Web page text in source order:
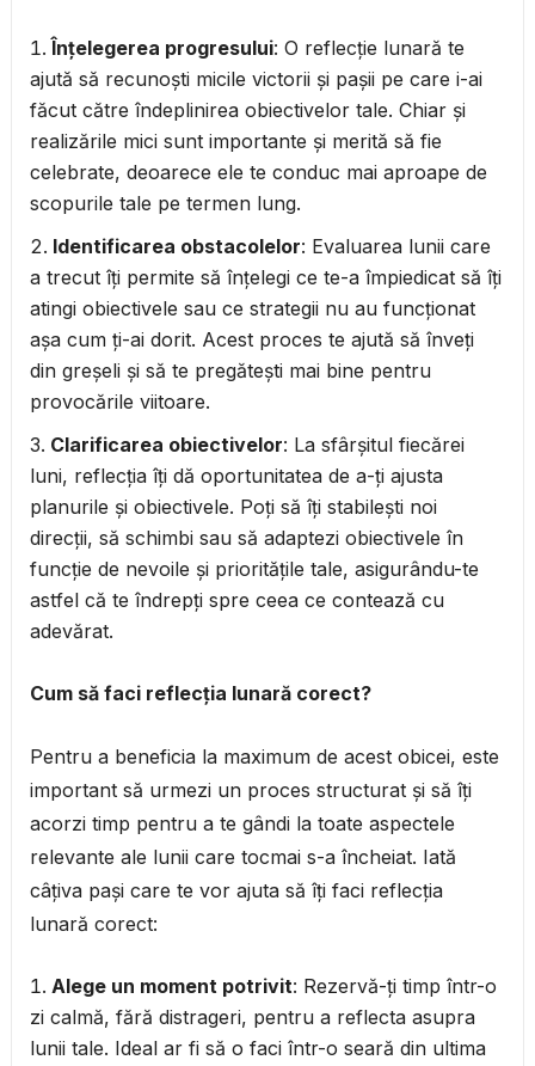
Înțelegerea progresului: O reflecție lunară te
ajută să recunoști micile victorii și pașii pe care i-ai
făcut către îndeplinirea obiectivelor tale. Chiar și
realizările mici sunt importante și merită să fie
celebrate, deoarece ele te conduc mai aproape de
scopurile tale pe termen lung.
Identificarea obstacolelor: Evaluarea lunii care
a trecut îți permite să înțelegi ce te-a împiedicat să îți
atingi obiectivele sau ce strategii nu au funcționat
așa cum ți-ai dorit. Acest proces te ajută să înveți
din greșeli și să te pregătești mai bine pentru
provocările viitoare.
Clarificarea obiectivelor: La sfârșitul fiecărei
luni, reflecția îți dă oportunitatea de a-ți ajusta
planurile și obiectivele. Poți să îți stabilești noi
direcții, să schimbi sau să adaptezi obiectivele în
funcție de nevoile și prioritățile tale, asigurându-te
astfel că te îndrepți spre ceea ce contează cu
adevărat.
Cum să faci reflecția lunară corect?
Pentru a beneficia la maximum de acest obicei, este
important să urmezi un proces structurat și să îți
acorzi timp pentru a te gândi la toate aspectele
relevante ale lunii care tocmai s-a încheiat. Iată
câțiva pași care te vor ajuta să îți faci reflecția
lunară corect:
Alege un moment potrivit: Rezervă-ți timp într-o
zi calmă, fără distrageri, pentru a reflecta asupra
lunii tale. Ideal ar fi să o faci într-o seară din ultima